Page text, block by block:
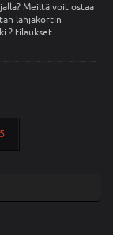
Meiltä voit ostaa
lahjakortin
? tilaukset
5